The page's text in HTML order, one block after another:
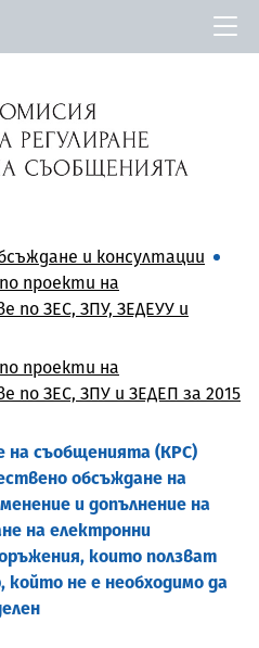
и консултации
проекти на
по ЗЕС, ЗПУ, ЗЕДЕУУ и
проекти на
ЗЕС, ЗПУ и ЗЕДЕП за 2015
на съобщенията (КРС)
обсъждане на
и допълнение на
на електронни
които ползват
не е необходимо да